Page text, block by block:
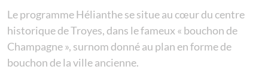
Le programme Hélianthe se situe au cœur du centre
historique de Troyes, dans le fameux « bouchon de
Champagne », surnom donné au plan en forme de
bouchon de la ville ancienne.